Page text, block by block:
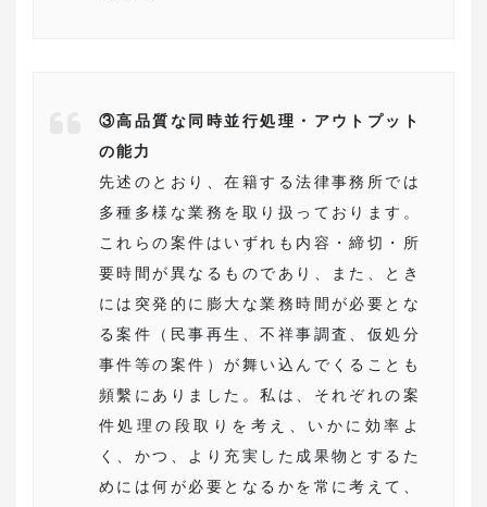
③高品質な同時並行処理・アウトプット
の能力
先述のとおり、在籍する法律事務所では
多種多様な業務を取り扱っております。
これらの案件はいずれも内容・締切・所
要時間が異なるものであり、また、とき
には突発的に膨大な業務時間が必要とな
る案件（民事再生、不祥事調査、仮処分
事件等の案件）が舞い込んでくることも
頻繫にありました。私は、それぞれの案
件処理の段取りを考え、いかに効率よ
く、かつ、より充実した成果物とするた
めには何が必要となるかを常に考えて、